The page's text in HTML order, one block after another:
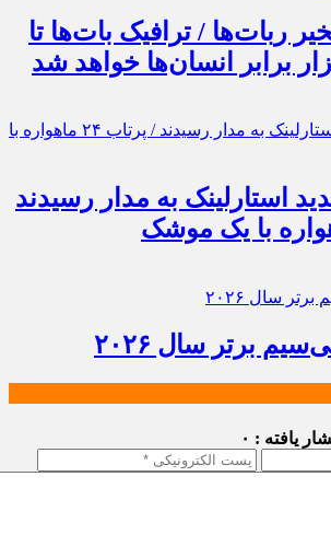
ربات‌ها / ترافیک بات‌ها تا
استارلینک به مدار رسیدند
برتر سال ۲۰۲۶
یافته : ۰